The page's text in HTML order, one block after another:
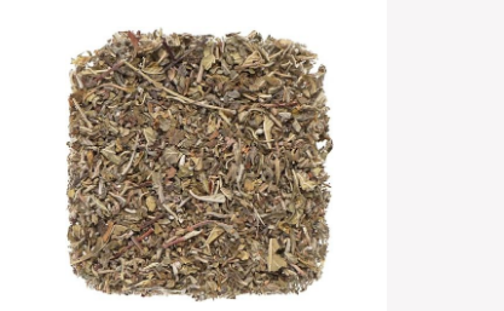
Detail produktu